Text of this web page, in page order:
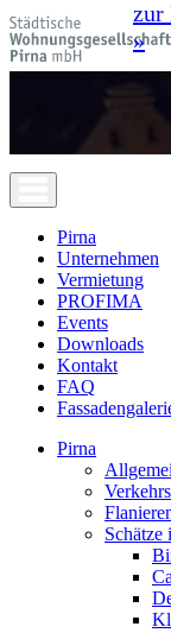
zur
»
Pirna
Unternehmen
Vermietung
PROFIMA
Events
Downloads
Kontakt
FAQ
Pirna
Schätze